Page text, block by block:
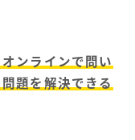
ンラインで問い
題を解決できる